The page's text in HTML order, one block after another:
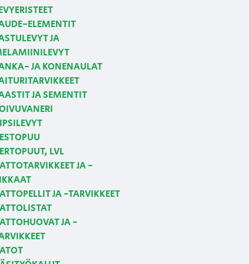
ELEMENTIT
JA
JA KONENAULAT
JA SEMENTIT
LVL
JA -
JA -TARVIKKEET
JA -